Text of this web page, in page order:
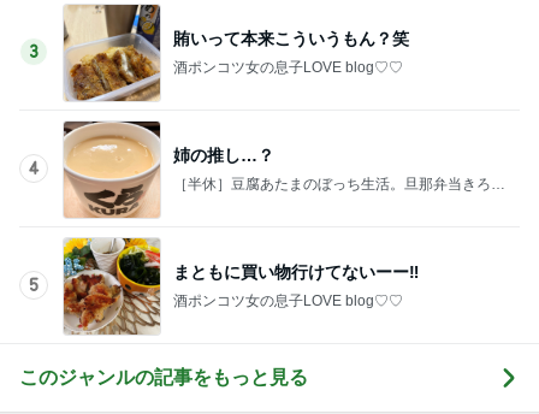
3
賄いって本来こういうもん？笑
酒ポンコツ女の息子LOVE blog♡♡
4
姉の推し…？
［半休］豆腐あたまのぼっち生活。旦那弁当きろく
5
まともに買い物行けてないーー‼︎
酒ポンコツ女の息子LOVE blog♡♡
このジャンルの記事をもっと見る